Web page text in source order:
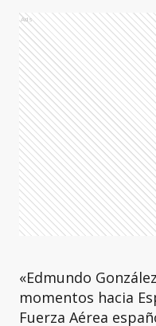
Ads
«Edmundo
momentos hacia
Fuerza Aérea